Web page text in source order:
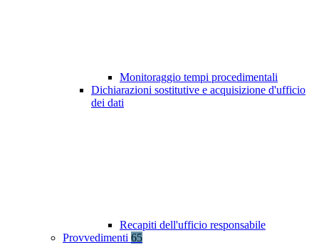
Monitoraggio tempi procedimentali
Dichiarazioni sostitutive e acquisizione d'ufficio
dei dati
Recapiti dell'ufficio responsabile
Provvedimenti 65